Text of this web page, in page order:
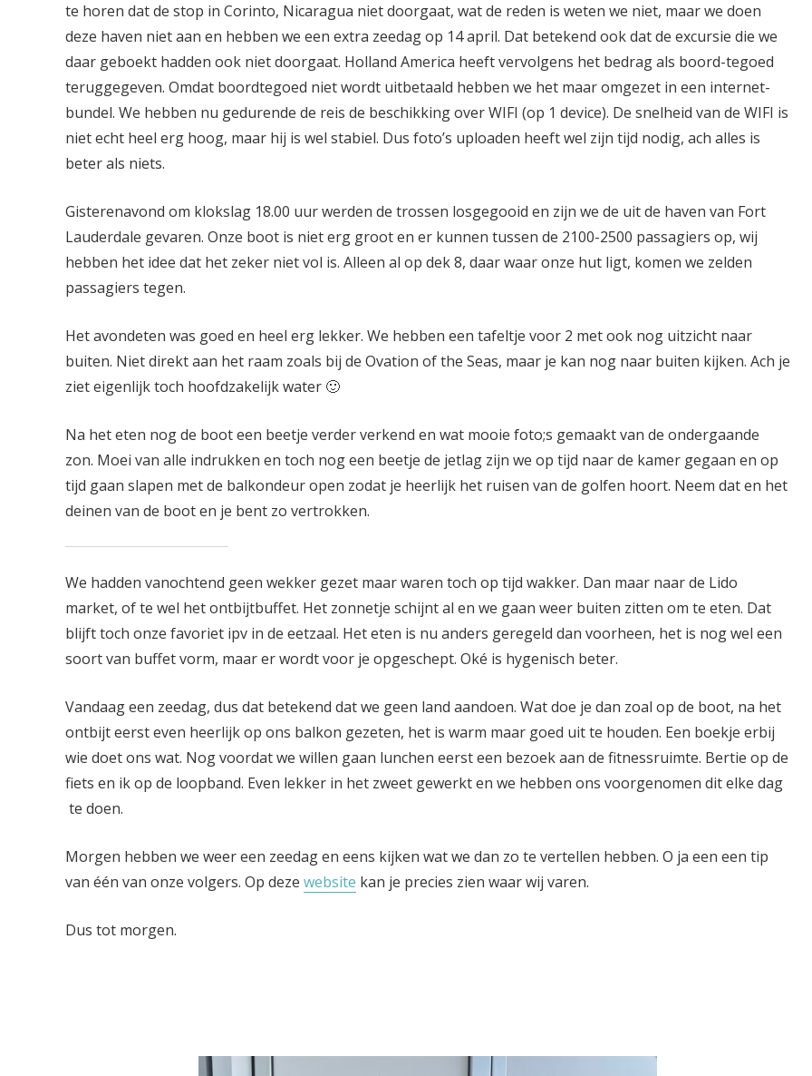
te horen dat de stop in Corinto, Nicaragua niet doorgaat, wat de reden is weten we niet, maar we doen
deze haven niet aan en hebben we een extra zeedag op 14 april. Dat betekend ook dat de excursie die we
daar geboekt hadden ook niet doorgaat. Holland America heeft vervolgens het bedrag als boord-tegoed
teruggegeven. Omdat boordtegoed niet wordt uitbetaald hebben we het maar omgezet in een internet-
bundel. We hebben nu gedurende de reis de beschikking over WIFI (op 1 device). De snelheid van de WIFI is
niet echt heel erg hoog, maar hij is wel stabiel. Dus foto’s uploaden heeft wel zijn tijd nodig, ach alles is
beter als niets.
Gisterenavond om klokslag 18.00 uur werden de trossen losgegooid en zijn we de uit de haven van Fort
Lauderdale gevaren. Onze boot is niet erg groot en er kunnen tussen de 2100-2500 passagiers op, wij
hebben het idee dat het zeker niet vol is. Alleen al op dek 8, daar waar onze hut ligt, komen we zelden
passagiers tegen.
Het avondeten was goed en heel erg lekker. We hebben een tafeltje voor 2 met ook nog uitzicht naar
buiten. Niet direkt aan het raam zoals bij de Ovation of the Seas, maar je kan nog naar buiten kijken. Ach je
ziet eigenlijk toch hoofdzakelijk water 🙂
Na het eten nog de boot een beetje verder verkend en wat mooie foto;s gemaakt van de ondergaande
zon. Moei van alle indrukken en toch nog een beetje de jetlag zijn we op tijd naar de kamer gegaan en op
tijd gaan slapen met de balkondeur open zodat je heerlijk het ruisen van de golfen hoort. Neem dat en het
deinen van de boot en je bent zo vertrokken.
We hadden vanochtend geen wekker gezet maar waren toch op tijd wakker. Dan maar naar de Lido
market, of te wel het ontbijtbuffet. Het zonnetje schijnt al en we gaan weer buiten zitten om te eten. Dat
blijft toch onze favoriet ipv in de eetzaal. Het eten is nu anders geregeld dan voorheen, het is nog wel een
soort van buffet vorm, maar er wordt voor je opgeschept. Oké is hygenisch beter.
Vandaag een zeedag, dus dat betekend dat we geen land aandoen. Wat doe je dan zoal op de boot, na het
ontbijt eerst even heerlijk op ons balkon gezeten, het is warm maar goed uit te houden. Een boekje erbij
wie doet ons wat. Nog voordat we willen gaan lunchen eerst een bezoek aan de fitnessruimte. Bertie op de
fiets en ik op de loopband. Even lekker in het zweet gewerkt en we hebben ons voorgenomen dit elke dag
te doen.
Morgen hebben we weer een zeedag en eens kijken wat we dan zo te vertellen hebben. O ja een een tip
van één van onze volgers. Op deze website kan je precies zien waar wij varen.
Dus tot morgen.